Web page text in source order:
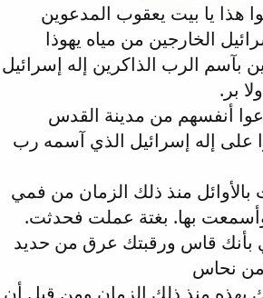
هذا يا بيت يعقوب المدعوين
الخارجين من مياه يهوذا
بآسم الرب الذاكرين إله إسرائيل
بر.
أنفسهم من مدينة القدس
على إله إسرائيل الذي آسمه رب
بالأوائل منذ ذلك الزمان من فمي
بها. بغتة عملت فحدثت.
بأنك قاس ورقبتك عرق من حديد
نحاس
بهذه منذ ذلك الزمان ومن قبل أن